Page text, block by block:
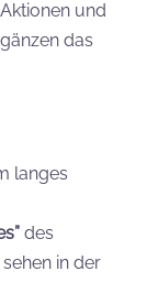
und
das
langes
des
in der